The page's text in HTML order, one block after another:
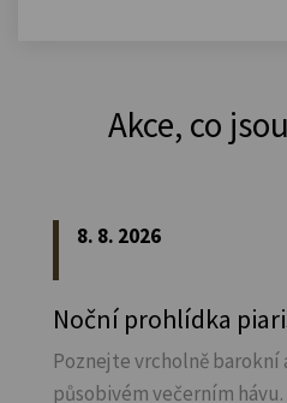
Akce, co
8. 8. 2026
Noční prohlídka
Poznejte vrcholně
působivém večerním